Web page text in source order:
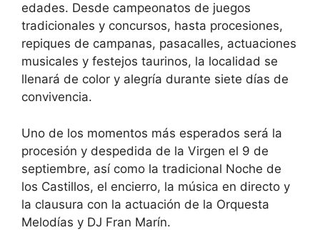
edades. Desde campeonatos de juegos
tradicionales y concursos, hasta procesiones,
repiques de campanas, pasacalles, actuaciones
musicales y festejos taurinos, la localidad se
llenará de color y alegría durante siete días de
convivencia.
Uno de los momentos más esperados será la
procesión y despedida de la Virgen el 9 de
septiembre, así como la tradicional Noche de
los Castillos, el encierro, la música en directo y
la clausura con la actuación de la Orquesta
Melodías y DJ Fran Marín.